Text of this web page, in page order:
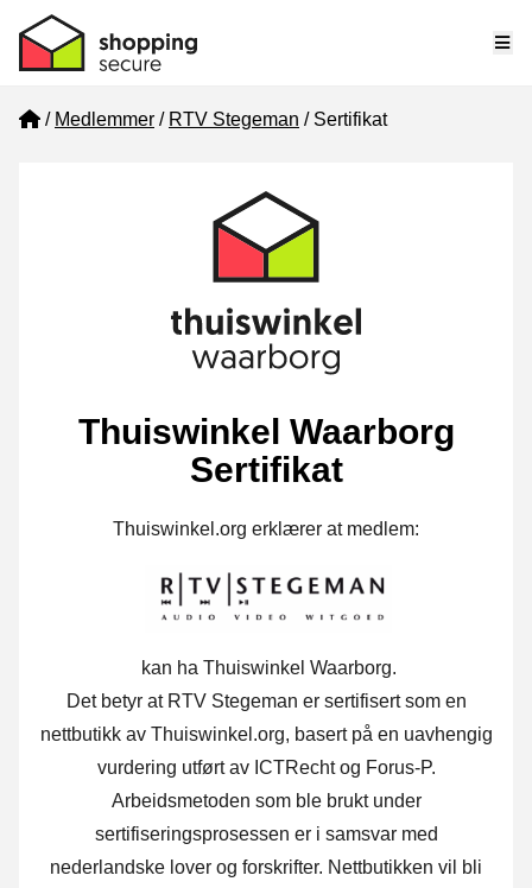
Home
Medlemmer RTV Stegeman Sertifikat
Thuiswinkel Waarborg
Sertifikat
Thuiswinkel.org erklærer at medlem:
kan ha Thuiswinkel Waarborg.
Det betyr at RTV Stegeman er sertifisert som en
nettbutikk av Thuiswinkel.org, basert på en uavhengig
vurdering utført av ICTRecht og Forus-P.
Arbeidsmetoden som ble brukt under
sertifiseringsprosessen er i samsvar med
nederlandske lover og forskrifter. Nettbutikken vil bli